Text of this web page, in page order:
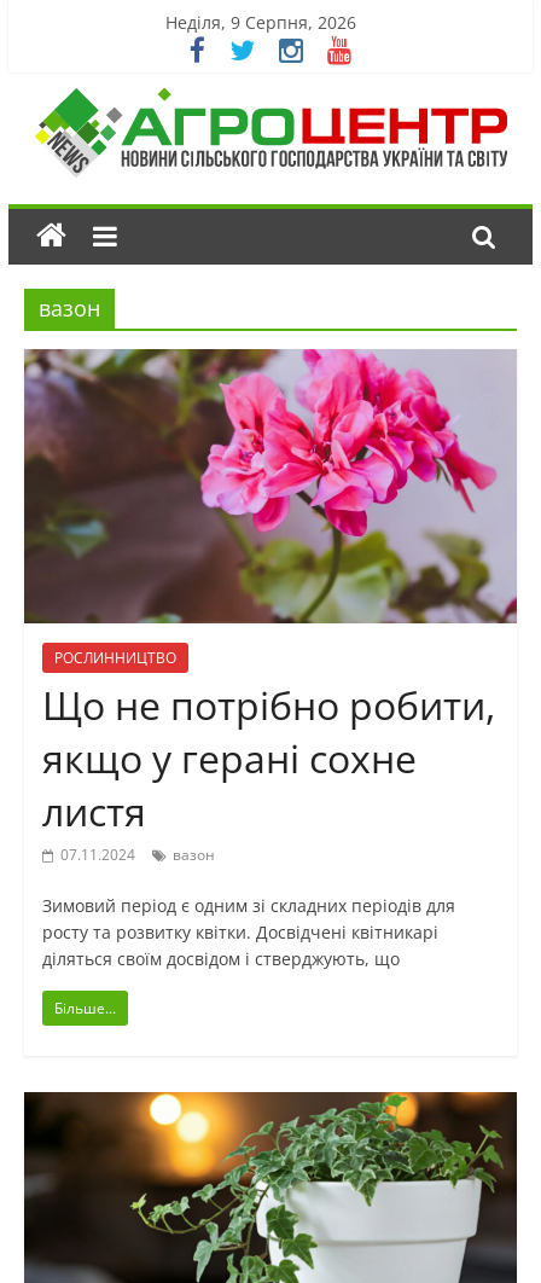
Неділя, 9 Серпня, 2026
вазон
РОСЛИННИЦТВО
Що не потрібно робити,
якщо у герані сохне
листя
07.11.2024 вазон
Зимовий період є одним зі складних періодів для
росту та розвитку квітки. Досвідчені квітникарі
діляться своїм досвідом і стверджують, що
Більше...